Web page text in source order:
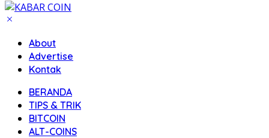
About
Advertise
Kontak
BERANDA
TIPS & TRIK
BITCOIN
ALT-COINS